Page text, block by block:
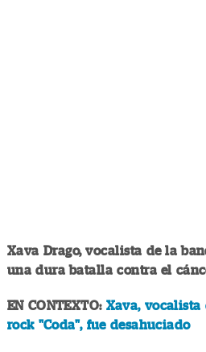
Xava Drago, vocalista de la
una dura batalla contra el
EN CONTEXTO:Xava, vocalista
rock "Coda", fue desahuciado